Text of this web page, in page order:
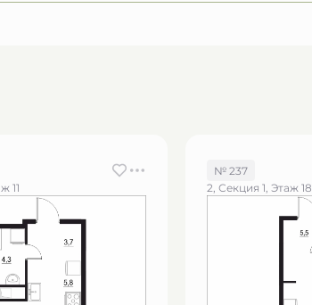
11
№ 237
2, Секция 1, Этаж 18